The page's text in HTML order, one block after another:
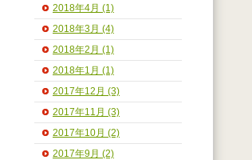
2018年4月 (1)
2018年3月 (4)
2018年2月 (1)
2018年1月 (1)
2017年12月 (3)
2017年11月 (3)
2017年10月 (2)
2017年9月 (2)